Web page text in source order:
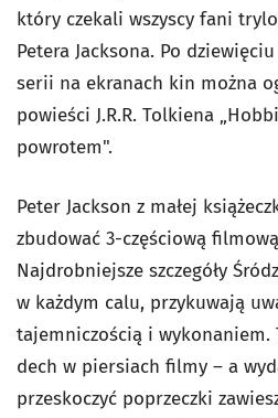
który czekali wszyscy fani
Petera Jacksona. Po
serii na ekranach kin można
powieści J.R.R. Tolkiena
powrotem".
Peter Jackson z małej
zbudować 3-częściową
Najdrobniejsze szczegóły
w każdym calu, przykuwają
tajemniczością i wykonaniem.
dech w piersiach filmy – a
przeskoczyć poprzeczki